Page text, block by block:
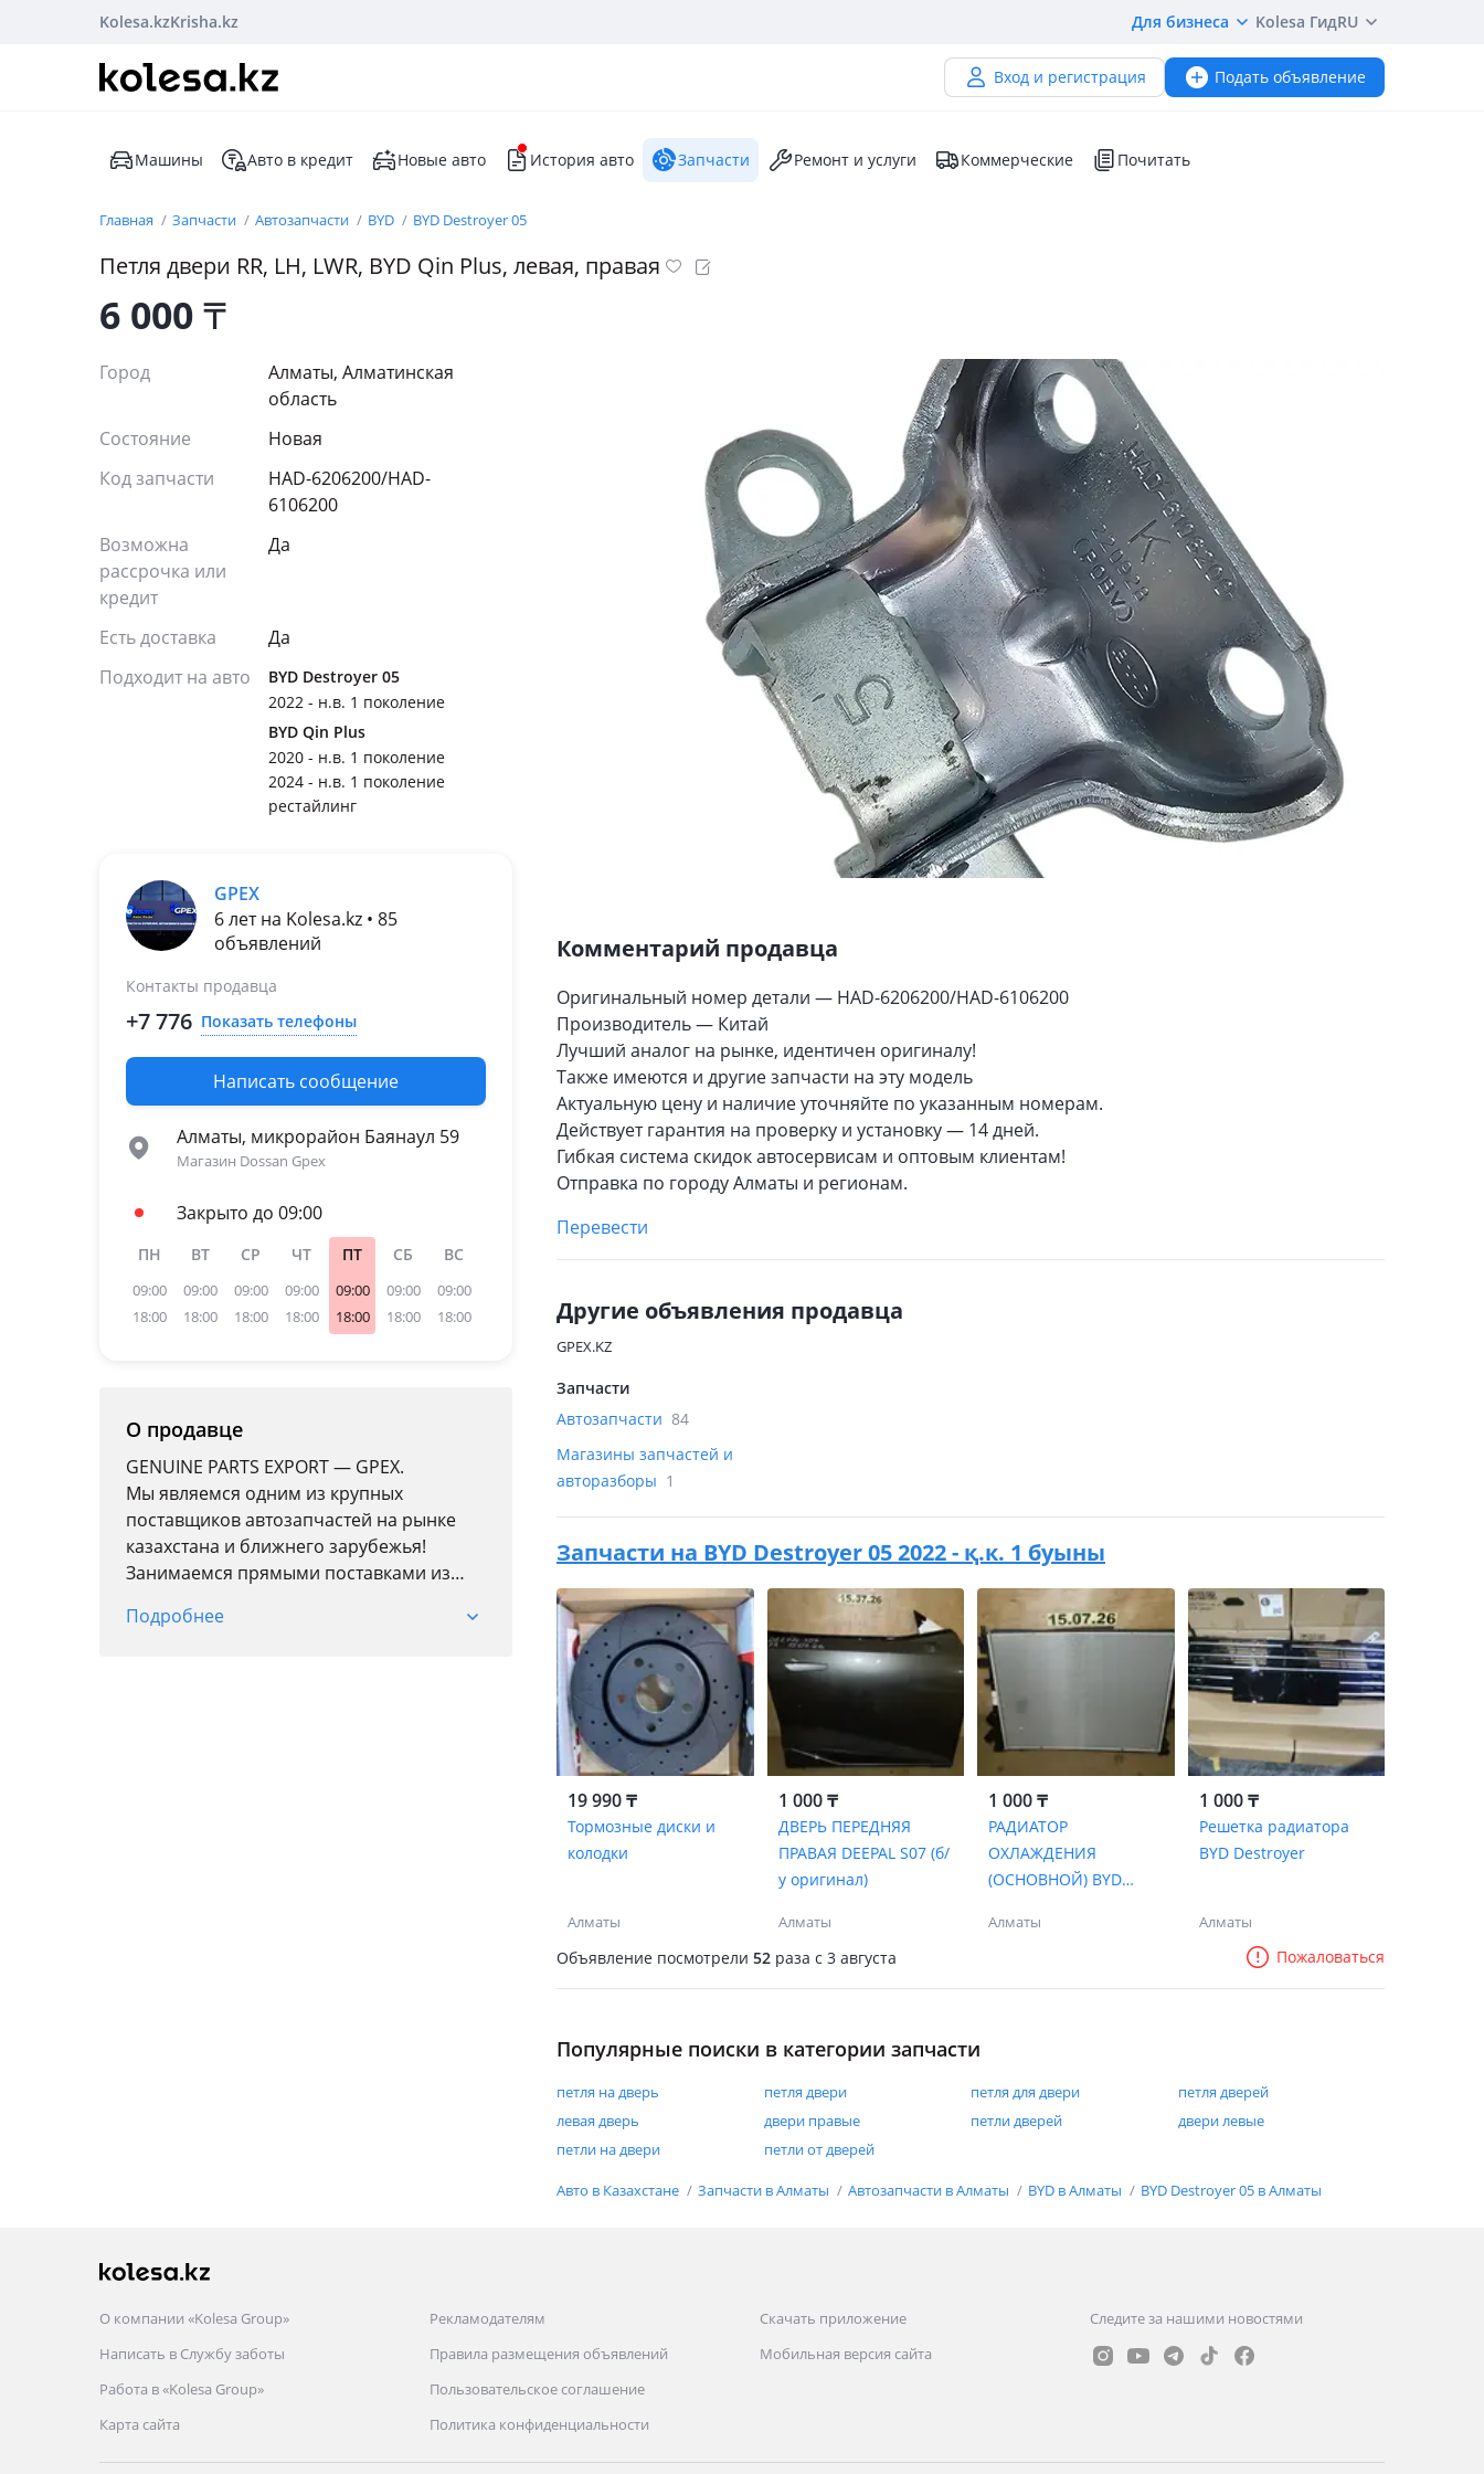
Kolesa.kzKrisha.kz Для бизнеса Kolesa ГидRU
Вход и регистрация Подать объявление
Машины Авто в кредит Новые авто История авто Запчасти Ремонт и услуги Коммерческие Почитать
Главная Запчасти Автозапчасти BYD BYD Destroyer 05
Петля двери RR, LH, LWR, BYD Qin Plus, левая, правая
6 000₸
Город
Алматы, Алматинская
область
Состояние
Новая
Код запчасти
HAD-6206200/HAD-
6106200
Возможна
рассрочка или
кредит
Да
Есть доставка
Да
Подходит на авто
BYD Destroyer 05
2022 - н.в. 1 поколение
BYD Qin Plus
2020 - н.в. 1 поколение
2024 - н.в. 1 поколение
рестайлинг
GPEX
6 лет на Kolesa.kz • 85
объявлений
Контакты продавца
+7 776 Показать телефоны
Написать сообщение
Алматы, микрорайон Баянаул 59
Магазин Dossan Gpex
Закрыто до 09:00
ПН
09:00
18:00
ВТ
09:00
18:00
СР
09:00
18:00
ЧТ
09:00
18:00
ПТ
09:00
18:00
СБ
09:00
18:00
ВС
09:00
18:00
О продавце
GENUINE PARTS EXPORT — GPEX.
Мы являемся одним из крупных
поставщиков автозапчастей на рынке
казахстана и ближнего зарубежья!
Занимаемся прямыми поставками из
оригинальных и аналоговых запчастей
Подробнее
Комментарий продавца
Оригинальный номер детали — HAD-6206200/HAD-6106200
Производитель — Китай
Лучший аналог на рынке, идентичен оригиналу!
Также имеются и другие запчасти на эту модель
Актуальную цену и наличие уточняйте по указанным номерам.
Действует гарантия на проверку и установку — 14 дней.
Гибкая система скидок автосервисам и оптовым клиентам!
Отправка по городу Алматы и регионам.
Перевести
Другие объявления продавца
GPEX.KZ
Запчасти
Автозапчасти 84
Магазины запчастей и
авторазборы 1
Запчасти на BYD Destroyer 05 2022 - қ.к. 1 буыны
19 990 ₸
Тормозные диски и
колодки
Алматы
1 000 ₸
ДВЕРЬ ПЕРЕДНЯЯ
ПРАВАЯ DEEPAL S07 (б/
у оригинал)
Алматы
1 000 ₸
РАДИАТОР
ОХЛАЖДЕНИЯ
(ОСНОВНОЙ) BYD
Алматы
1 000 ₸
Решетка радиатора
BYD Destroyer
Алматы
Объявление посмотрели 52 раза c 3 августа Пожаловаться
Популярные поиски в категории запчасти
петля на дверь петля двери петля для двери
петля дверей
левая дверь
двери правые петли дверей
двери левые
петли на двери
петли от дверей
Авто в Казахстане Запчасти в Алматы Автозапчасти в Алматы BYD в Алматы BYD Destroyer 05 в Алматы
О компании «Kolesa Group»
Написать в Службу заботы
Работа в «Kolesa Group»
Карта сайта
Рекламодателям
Правила размещения объявлений
Пользовательское соглашение
Политика конфиденциальности
Скачать приложение
Мобильная версия сайта
Следите за нашими новостями